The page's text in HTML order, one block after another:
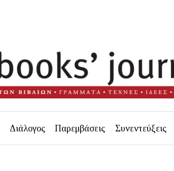
Διάλογος Παρεμβάσεις Συνεντεύξεις